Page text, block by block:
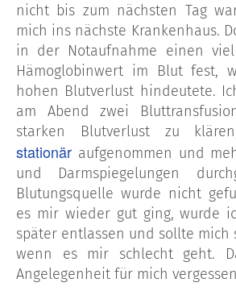
nicht bis zum nächsten Tag
mich ins nächste Krankenhaus.
in der Notaufnahme einen
Hämoglobinwert im Blut fest,
hohen Blutverlust hindeutete.
am Abend zwei
starken Blutverlust zu
stationär aufgenommen und
und Darmspiegelungen
Blutungsquelle wurde nicht
es mir wieder gut ging, wurde
später entlassen und sollte mich
wenn es mir schlecht geht.
Angelegenheit für mich